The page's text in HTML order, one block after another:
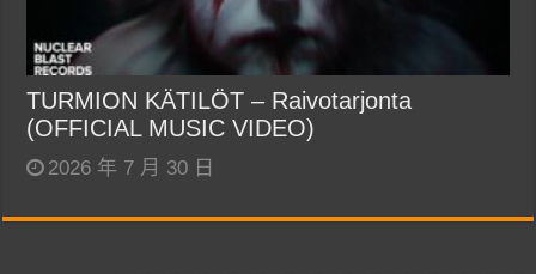
TURMION KÄTILÖT – Raivotarjonta
(OFFICIAL MUSIC VIDEO)
2026 年 7 月 30 日